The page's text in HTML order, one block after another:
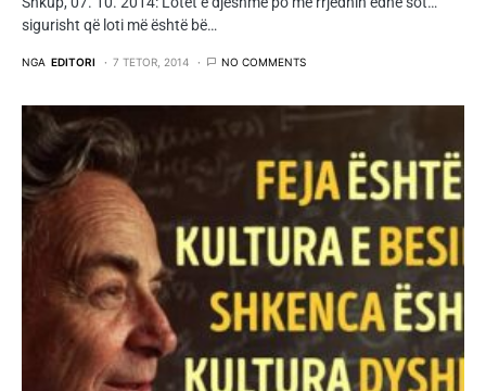
sigurisht që loti më është bë…
NGA EDITORI 7 TETOR, 2014 NO COMMENTS